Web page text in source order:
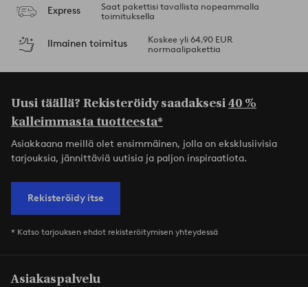
Express
Saat pakettisi tavallista nopeammalla
toimituksella
Ilmainen toimitus
Koskee yli 64,90 EUR
normaalipakettia
Uusi täällä? Rekisteröidy saadaksesi40 %
kalleimmasta tuotteesta*
Asiakkaana meillä olet ensimmäinen, jolla on eksklusiivisia
tarjouksia, jännittäviä uutisia ja paljon inspiraatiota.
Rekisteröidy itse
* Katso tarjouksen ehdot rekisteröitymisen yhteydessä
Asiakaspalvelu